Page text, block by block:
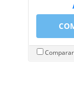
Comparar